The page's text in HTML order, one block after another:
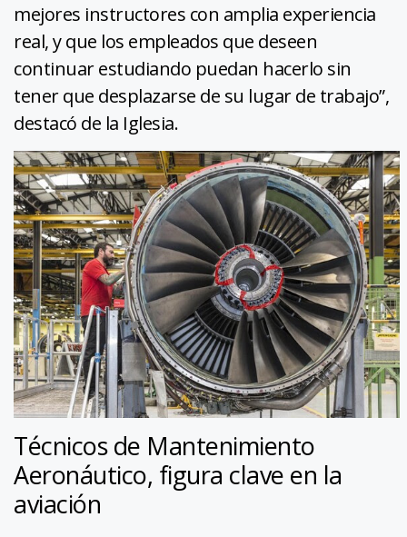
mejores instructores con amplia experiencia
real, y que los empleados que deseen
continuar estudiando puedan hacerlo sin
tener que desplazarse de su lugar de trabajo”,
destacó de la Iglesia.
Técnicos de Mantenimiento
Aeronáutico, figura clave en la
aviación